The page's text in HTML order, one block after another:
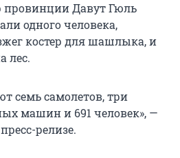
провинции Давут Гюль
одного человека,
костер для шашлыка, и
лес.
семь самолетов, три
машин и 691 человек», —
релизе.